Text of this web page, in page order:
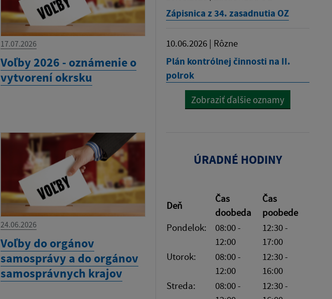
17.07.2026
Voľby 2026 - oznámenie o
vytvorení okrsku
24.06.2026
Voľby do orgánov
samosprávy a do orgánov
samosprávnych krajov
Zápisnica z 34. zasadnutia OZ
10.06.2026 | Rôzne
Plán kontrólnej činnosti na II.
polrok
Zobraziť ďalšie oznamy
ÚRADNÉ HODINY
Deň
Čas
doobeda
Čas
poobede
Pondelok:
08:00 -
12:00
12:30 -
17:00
Utorok:
08:00 -
12:00
12:30 -
16:00
Streda:
08:00 -
12:30 -